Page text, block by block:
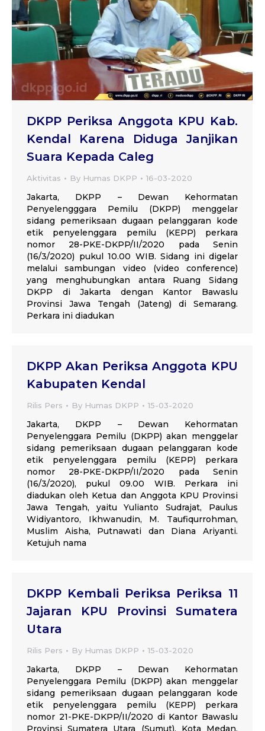
DKPP Periksa Anggota KPU Kab.
Kendal Karena Diduga Janjikan
Suara Kepada Caleg
Aktivitas By Humas DKPP 16-03-2020
Jakarta, DKPP – Dewan Kehormatan
Penyelengggara Pemilu (DKPP) menggelar
sidang pemeriksaan dugaan pelanggaran kode
etik penyelenggara pemilu (KEPP) perkara
nomor 28-PKE-DKPP/II/2020 pada Senin
(16/3/2020) pukul 10.00 WIB. Sidang ini digelar
melalui sambungan video (video conference)
yang menghubungkan antara Ruang Sidang
DKPP di Jakarta dengan Kantor Bawaslu
Provinsi Jawa Tengah (Jateng) di Semarang.
Perkara ini diadukan
DKPP Akan Periksa Anggota KPU
Kabupaten Kendal
Rilis Pers By Humas DKPP 15-03-2020
Jakarta, DKPP – Dewan Kehormatan
Penyelenggara Pemilu (DKPP) akan menggelar
sidang pemeriksaan dugaan pelanggaran kode
etik penyelenggara pemilu (KEPP) perkara
nomor 28-PKE-DKPP/II/2020 pada Senin
(16/3/2020), pukul 09.00 WIB. Perkara ini
diadukan oleh Ketua dan Anggota KPU Provinsi
Jawa Tengah, yaitu Yulianto Sudrajat, Paulus
Widiyantoro, Ikhwanudin, M. Taufiqurrohman,
Muslim Aisha, Putnawati dan Diana Ariyanti.
Ketujuh nama
DKPP Kembali Periksa Periksa 11
Jajaran KPU Provinsi Sumatera
Utara
Rilis Pers By Humas DKPP 15-03-2020
Jakarta, DKPP – Dewan Kehormatan
Penyelenggara Pemilu (DKPP) akan menggelar
sidang pemeriksaan dugaan pelanggaran kode
etik penyelenggara pemilu (KEPP) perkara
nomor 21-PKE-DKPP/II/2020 di Kantor Bawaslu
Provinsi Sumatera Utara (Sumut), Kota Medan,